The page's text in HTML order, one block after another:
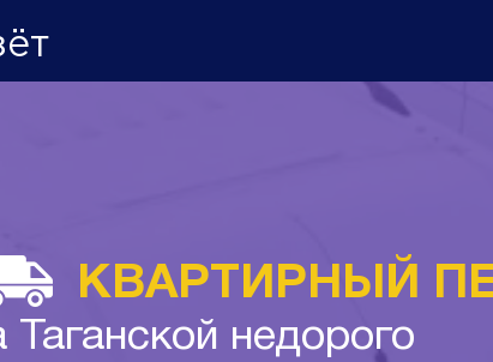
КВАРТИРНЫЙ
Таганской недорого